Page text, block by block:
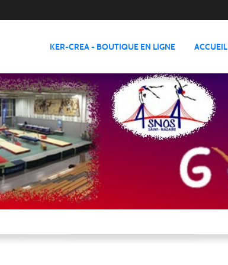
KER-CREA - BOUTIQUE EN LIGNE ACCUEIL